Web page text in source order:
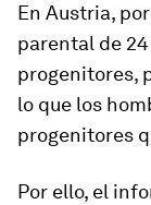
En Austria,
parental de
progenitores,
lo que los
progenitores
Por ello, el